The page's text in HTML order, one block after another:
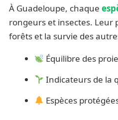
À Guadeloupe, chaque
rongeurs et insectes. Leur
forêts et la survie des
Équilibre des
Indicateurs de la
Espèces